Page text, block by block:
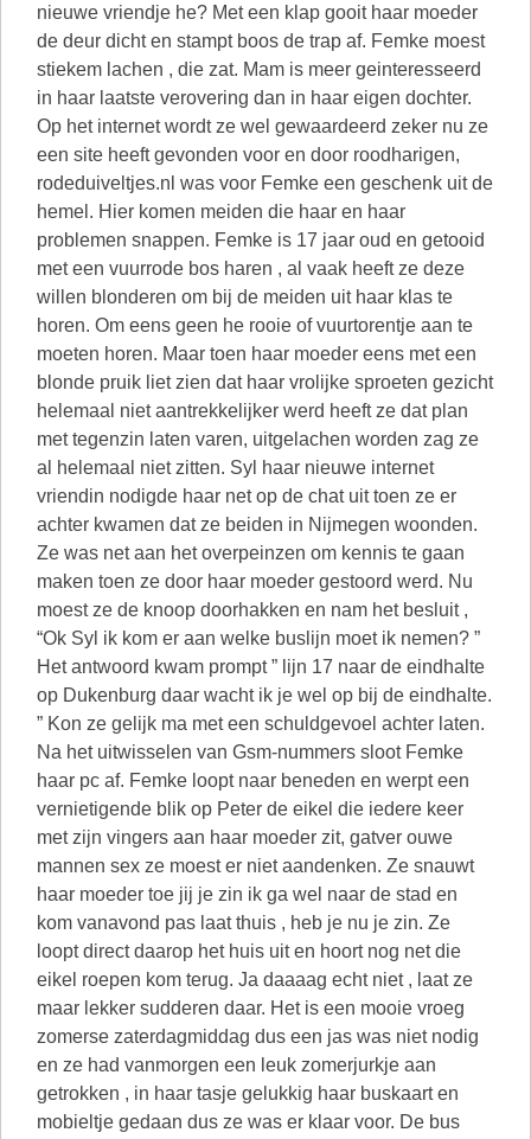
nieuwe vriendje he? Met een klap gooit haar moeder
de deur dicht en stampt boos de trap af. Femke moest
stiekem lachen , die zat. Mam is meer geinteresseerd
in haar laatste verovering dan in haar eigen dochter.
Op het internet wordt ze wel gewaardeerd zeker nu ze
een site heeft gevonden voor en door roodharigen,
rodeduiveltjes.nl was voor Femke een geschenk uit de
hemel. Hier komen meiden die haar en haar
problemen snappen. Femke is 17 jaar oud en getooid
met een vuurrode bos haren , al vaak heeft ze deze
willen blonderen om bij de meiden uit haar klas te
horen. Om eens geen he rooie of vuurtorentje aan te
moeten horen. Maar toen haar moeder eens met een
blonde pruik liet zien dat haar vrolijke sproeten gezicht
helemaal niet aantrekkelijker werd heeft ze dat plan
met tegenzin laten varen, uitgelachen worden zag ze
al helemaal niet zitten. Syl haar nieuwe internet
vriendin nodigde haar net op de chat uit toen ze er
achter kwamen dat ze beiden in Nijmegen woonden.
Ze was net aan het overpeinzen om kennis te gaan
maken toen ze door haar moeder gestoord werd. Nu
moest ze de knoop doorhakken en nam het besluit ,
“Ok Syl ik kom er aan welke buslijn moet ik nemen? ”
Het antwoord kwam prompt ” lijn 17 naar de eindhalte
op Dukenburg daar wacht ik je wel op bij de eindhalte.
” Kon ze gelijk ma met een schuldgevoel achter laten.
Na het uitwisselen van Gsm-nummers sloot Femke
haar pc af. Femke loopt naar beneden en werpt een
vernietigende blik op Peter de eikel die iedere keer
met zijn vingers aan haar moeder zit, gatver ouwe
mannen sex ze moest er niet aandenken. Ze snauwt
haar moeder toe jij je zin ik ga wel naar de stad en
kom vanavond pas laat thuis , heb je nu je zin. Ze
loopt direct daarop het huis uit en hoort nog net die
eikel roepen kom terug. Ja daaaag echt niet , laat ze
maar lekker sudderen daar. Het is een mooie vroeg
zomerse zaterdagmiddag dus een jas was niet nodig
en ze had vanmorgen een leuk zomerjurkje aan
getrokken , in haar tasje gelukkig haar buskaart en
mobieltje gedaan dus ze was er klaar voor. De bus